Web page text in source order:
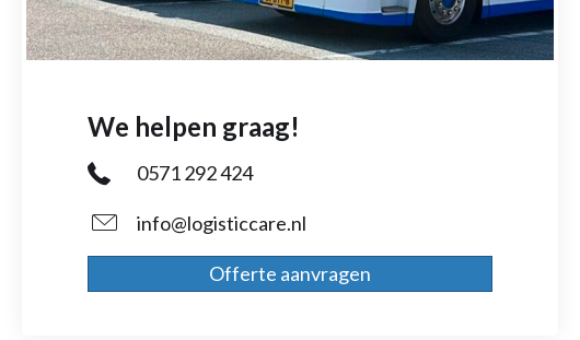
We helpen graag!
0571 292 424
info@logisticcare.nl
Offerte aanvragen